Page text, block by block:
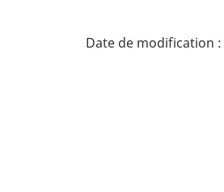
Date de modification :